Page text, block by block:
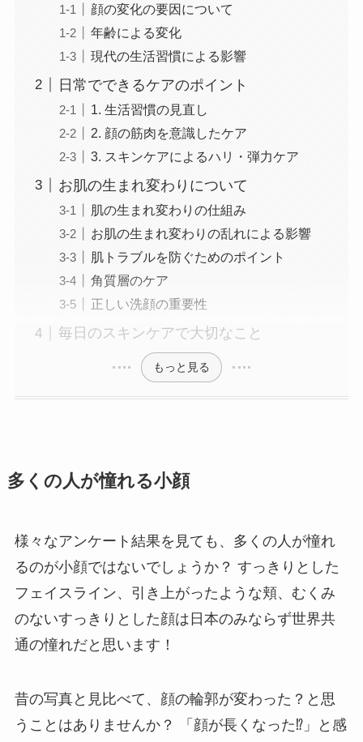
顔の変化の要因について
年齢による変化
現代の生活習慣による影響
日常でできるケアのポイント
1. 生活習慣の見直し
2. 顔の筋肉を意識したケア
3. スキンケアによるハリ・弾力ケア
お肌の生まれ変わりについて
肌の生まれ変わりの仕組み
お肌の生まれ変わりの乱れによる影響
肌トラブルを防ぐためのポイント
角質層のケア
正しい洗顔の重要性
毎日のスキンケアで大切なこと
もっと見る
多くの人が憧れる小顔
様々なアンケート結果を見ても、多くの人が憧れ
るのが小顔ではないでしょうか？ すっきりとした
フェイスライン、引き上がったような頬、むくみ
のないすっきりとした顔は日本のみならず世界共
通の憧れだと思います！
昔の写真と見比べて、顔の輪郭が変わった？と思
うことはありませんか？ 「顔が長くなった⁉」と感